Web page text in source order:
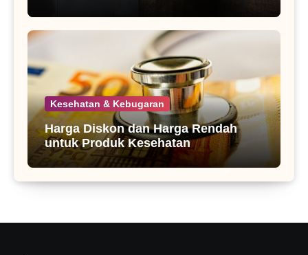
Kesehatan & Kebugaran
Harga Diskon dan Harga Rendah
untuk Produk Kesehatan